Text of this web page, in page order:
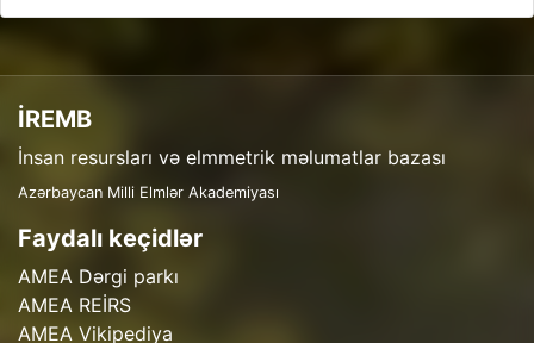
İREMB
İnsan resursları və elmmetrik məlumatlar bazası
Azərbaycan Milli Elmlər Akademiyası
Faydalı keçidlər
AMEA Dərgi parkı
AMEA REİRS
AMEA Vikipediya